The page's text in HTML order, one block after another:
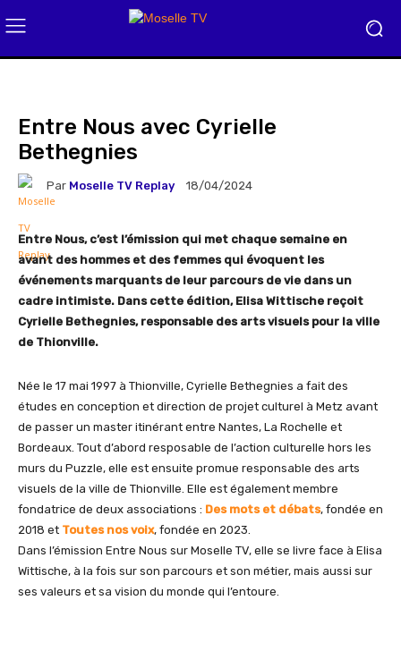
Entre Nous avec Cyrielle
Bethegnies
Par Moselle TV Replay 18/04/2024
Entre Nous, c’est l’émission qui met chaque semaine en
avant des hommes et des femmes qui évoquent les
événements marquants de leur parcours de vie dans un
cadre intimiste. Dans cette édition, Elisa Wittische reçoit
Cyrielle Bethegnies, responsable des arts visuels pour la ville
de Thionville.
Née le 17 mai 1997 à Thionville, Cyrielle Bethegnies a fait des
études en conception et direction de projet culturel à Metz avant
de passer un master itinérant entre Nantes, La Rochelle et
Bordeaux. Tout d’abord resposable de l’action culturelle hors les
murs du Puzzle, elle est ensuite promue responsable des arts
visuels de la ville de Thionville. Elle est également membre
fondatrice de deux associations : Des mots et débats, fondée en
2018 et Toutes nos voix, fondée en 2023.
Dans l’émission Entre Nous sur Moselle TV, elle se livre face à Elisa
Wittische, à la fois sur son parcours et son métier, mais aussi sur
ses valeurs et sa vision du monde qui l’entoure.